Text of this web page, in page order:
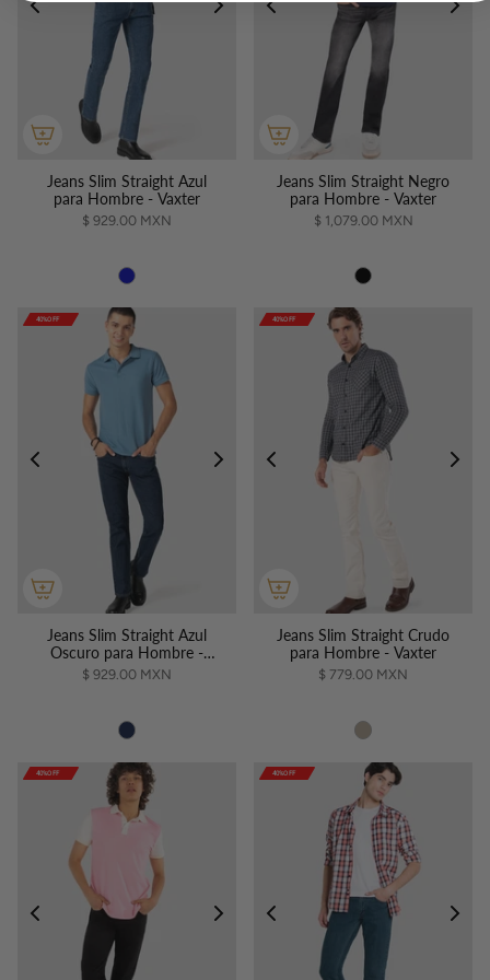
Jeans Slim Straight Azul
para Hombre - Vaxter
$ 929.00 MXN
Jeans Slim Straight Negro
para Hombre - Vaxter
$ 1,079.00 MXN
40%OFF
40%OFF
40%OFF
40%OFF
40%OFF
Jeans Slim Straight Azul
Oscuro para Hombre -
Vaxter
$ 929.00 MXN
40%OFF
40%OFF
40%OFF
40%OFF
40%OFF
Jeans Slim Straight Crudo
para Hombre - Vaxter
$ 779.00 MXN
40%OFF
40%OFF
40%OFF
40%OFF
40%OFF 40%OFF
40%OFF
40%OFF
40%OFF
40%OFF